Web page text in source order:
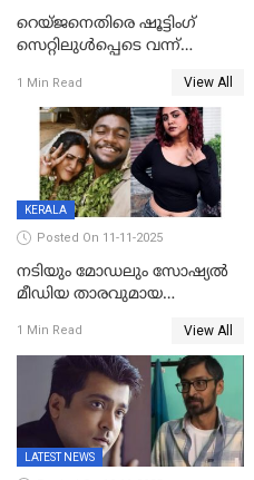
റെയ്ജനെതിരെ ഷൂട്ടിംഗ്
സെറ്റിലുൾപ്പെടെ വന്ന്
ബിയര്‍ കുപ്പി തലയ്ക്ക് അടിച്ച്
പൊട്ടിക്കുമെന്ന്
ഭീഷണി;അശ്ലീല
മെസേജുകളും വെളിപ്പെടുത്തി
മൃദുല വിജയ്
1 Min Read View All
KERALA
Posted On 11-11-2025
നടിയും മോഡലും സോഷ്യൽ
മീഡിയ താരവുമായ
ഇന്ന്‌ നല്ലൊരു ബിസി ഡേ
ആയിരുന്നുവെന്ന് നന്ദിത
ശങ്കര
1 Min Read View All
LATEST NEWS